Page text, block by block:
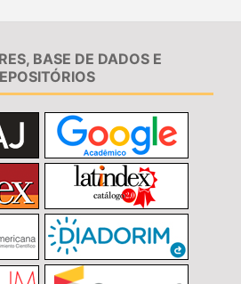
BASE DE DADOS E